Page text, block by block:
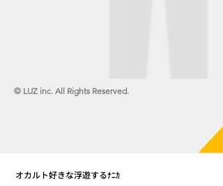
© LUZ inc. All Rights Reserved.
オカルト好きな浮遊するﾅﾆｶ